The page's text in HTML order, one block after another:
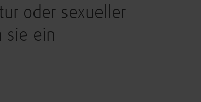
oder sexueller
sie ein